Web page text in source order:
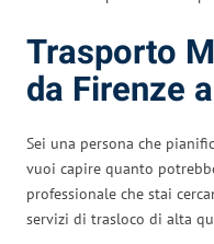
Trasporto
da Firenze
Sei una persona che
vuoi capire quanto
professionale che stai
servizi di trasloco di alta